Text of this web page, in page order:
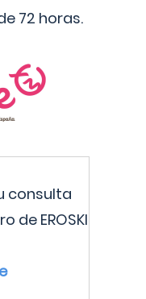
72 horas.
consulta
de EROSKI